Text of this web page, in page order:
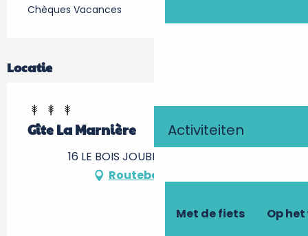
Activiteiten
Met de fiets Op
Chèques Vacances
Locatie
Gîte La Marnière
16 LE BOIS JOUBERT, 37150 Luzillé
Routebeschrijving